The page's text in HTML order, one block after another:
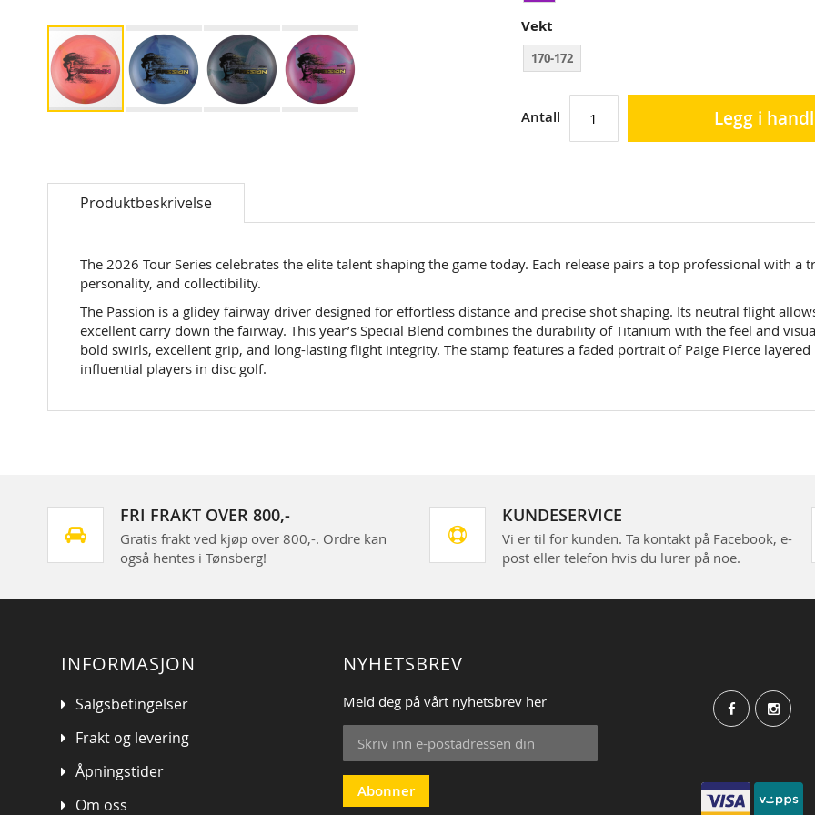
beginning
gallery
Vekt
170-172
Antall Legg i
Produktbeskrivelse
The 2026 Tour Series celebrates the elite talent shaping the game today. Each release pairs a top professional with
personality, and collectibility.
The Passion is a glidey fairway driver designed for effortless distance and precise shot shaping. Its neutral flight
excellent carry down the fairway. This year’s Special Blend combines the durability of Titanium with the feel and
bold swirls, excellent grip, and long-lasting flight integrity. The stamp features a faded portrait of Paige Pierce
influential players in disc golf.
FRI FRAKT OVER 800,-
Gratis frakt ved kjøp over 800,-. Ordre kan
også hentes i Tønsberg!
KUNDESERVICE
Vi er til for kunden. Ta kontakt på Facebook, e-
post eller telefon hvis du lurer på noe.
INFORMASJON
Salgsbetingelser
Frakt og levering
Åpningstider
Om oss
NYHETSBREV
Meld deg på vårt nyhetsbrev her
Sign
Up
for
Our
Newsletter:
Abonner